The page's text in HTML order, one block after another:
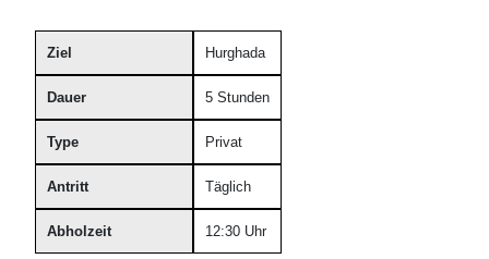
Ziel
Dauer
Type
Antritt
Abholzeit
Hurghada
5 Stunden
Privat
Täglich
12:30 Uhr